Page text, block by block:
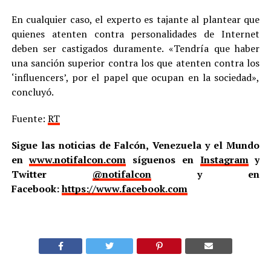
En cualquier caso, el experto es tajante al plantear que
quienes atenten contra personalidades de Internet
deben ser castigados duramente. «Tendría que haber
una sanción superior contra los que atenten contra los
‘influencers’, por el papel que ocupan en la sociedad»,
concluyó.
Fuente: RT
Sigue las noticias de Falcón, Venezuela y el Mundo
enwww.notifalcon.com síguenos en Instagramy
Twitter @notifalcony en
Facebook:https://www.facebook.com